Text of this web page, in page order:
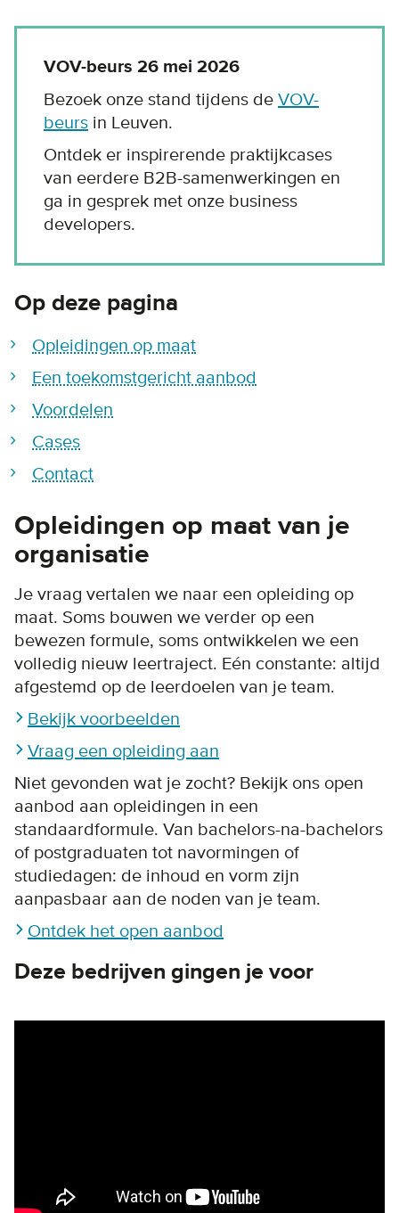
VOV-beurs 26 mei 2026
Bezoek onze stand tijdens de VOV-
beurs in Leuven.
Ontdek er inspirerende praktijkcases
van eerdere B2B-samenwerkingen en
ga in gesprek met onze business
developers.
Op deze pagina
Opleidingen op maat
Een toekomstgericht aanbod
Voordelen
Cases
Contact
Opleidingen op maat van je
organisatie
Je vraag vertalen we naar een opleiding op
maat. Soms bouwen we verder op een
bewezen formule, soms ontwikkelen we een
volledig nieuw leertraject. Eén constante: altijd
afgestemd op de leerdoelen van je team.
Bekijk voorbeelden
Vraag een opleiding aan
Niet gevonden wat je zocht? Bekijk ons open
aanbod aan opleidingen in een
standaardformule. Van bachelors-na-bachelors
of postgraduaten tot navormingen of
studiedagen: de inhoud en vorm zijn
aanpasbaar aan de noden van je team.
Ontdek het open aanbod
Deze bedrijven gingen je voor